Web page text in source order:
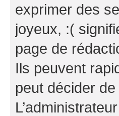
exprimer des
joyeux, :(
page de
Ils peuvent
peut décider